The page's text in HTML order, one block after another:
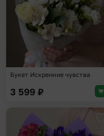
Букет Искренние чувства
3 599 ₽